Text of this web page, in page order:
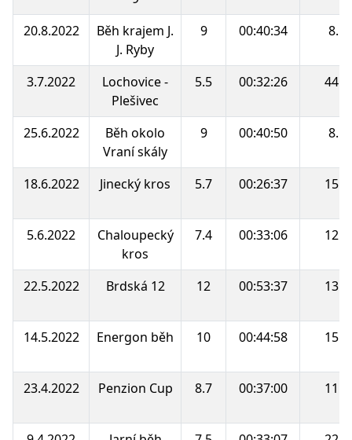
20.8.2022
Běh krajem J.
J. Ryby
9 00:40:34 8.
3.7.2022
Lochovice -
Plešivec
5.5 00:32:26 44.
25.6.2022
Běh okolo
Vraní skály
9 00:40:50 8.
18.6.2022 Jinecký kros 5.7 00:26:37 15.
5.6.2022
Chaloupecký
kros
7.4 00:33:06 12.
22.5.2022 Brdská 12 12 00:53:37 13.
14.5.2022 Energon běh 10 00:44:58 15.
23.4.2022 Penzion Cup 8.7 00:37:00 11.